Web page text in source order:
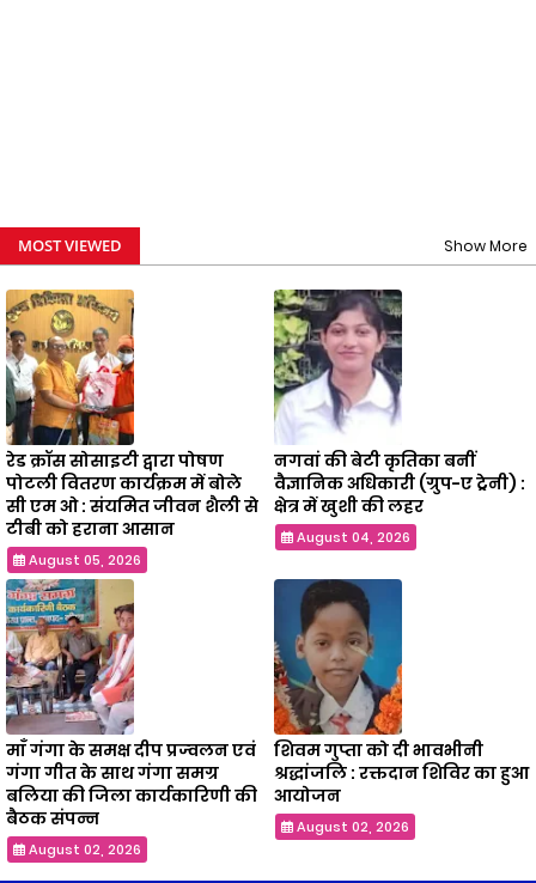
MOST VIEWED Show More
रेड क्रॉस सोसाइटी द्वारा पोषण
पोटली वितरण कार्यक्रम में बोले
सी एम ओ : संयमित जीवन शैली से
टीबी को हराना आसान
August 05, 2026
नगवां की बेटी कृतिका बनीं
वैज्ञानिक अधिकारी (ग्रुप-ए ट्रेनी) :
क्षेत्र में खुशी की लहर
August 04, 2026
माँ गंगा के समक्ष दीप प्रज्वलन एवं
गंगा गीत के साथ गंगा समग्र
बलिया की जिला कार्यकारिणी की
बैठक संपन्न
August 02, 2026
शिवम गुप्ता को दी भावभीनी
श्रद्धांजलि : रक्तदान शिविर का हुआ
आयोजन
August 02, 2026